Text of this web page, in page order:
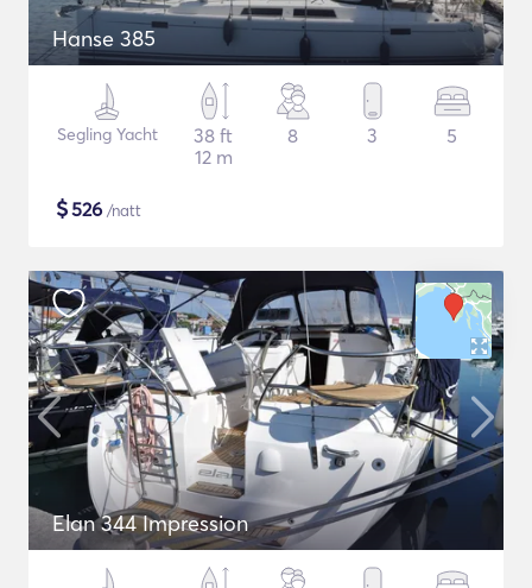
Hanse 385
Segling Yacht
38 ft
12 m
8 3 5
$526 /natt
Elan 344 Impression